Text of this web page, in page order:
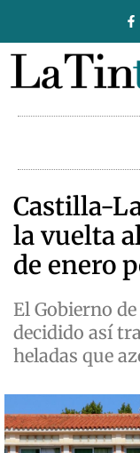
Castilla-
la vuelta
de enero
El Gobierno
decidido así
heladas que